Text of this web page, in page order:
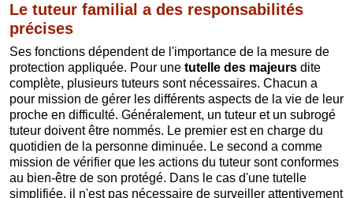
Le tuteur familial a des responsabilités
précises
Ses fonctions dépendent de l'importance de la mesure de
protection appliquée. Pour une tutelle des majeurs dite
complète, plusieurs tuteurs sont nécessaires. Chacun a
pour mission de gérer les différents aspects de la vie de leur
proche en difficulté. Généralement, un tuteur et un subrogé
tuteur doivent être nommés. Le premier est en charge du
quotidien de la personne diminuée. Le second a comme
mission de vérifier que les actions du tuteur sont conformes
au bien-être de son protégé. Dans le cas d'une tutelle
simplifiée, il n'est pas nécessaire de surveiller attentivement